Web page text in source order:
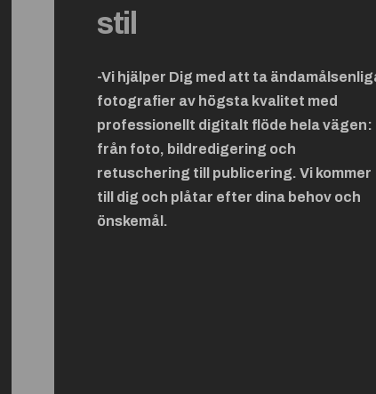
stil
-Vi hjälper Dig med att ta
fotografier av högsta kvalitet med
professionellt digitalt flöde hela vägen:
från foto, bildredigering och
retuschering till publicering. Vi kommer
till dig och plåtar efter dina behov och
önskemål.